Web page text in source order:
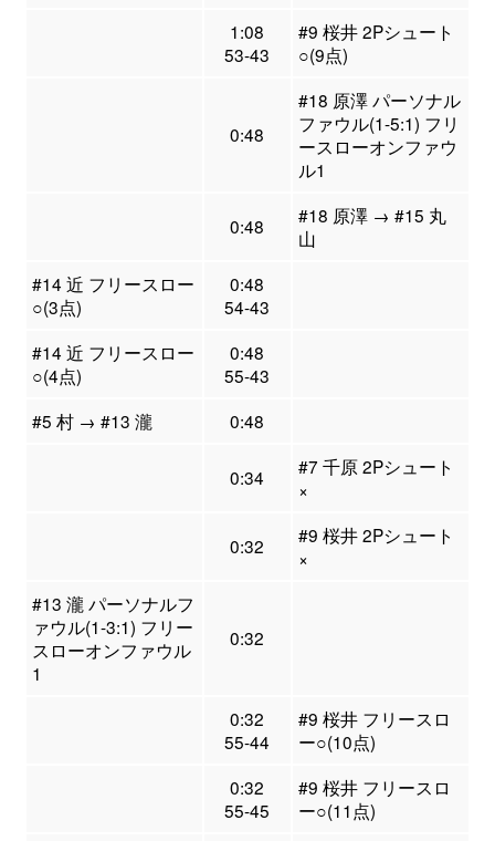
1:08
53-43
#9 桜井 2Pシュート
○(9点)
0:48
#18 原澤 パーソナル
ファウル(1-5:1) フリ
ースローオンファウ
ル1
0:48
#18 原澤 → #15 丸
山
#14 近 フリースロー
○(3点)
0:48
54-43
#14 近 フリースロー
○(4点)
0:48
55-43
#5 村 → #13 瀧
0:48
0:34
#7 千原 2Pシュート
×
0:32
#9 桜井 2Pシュート
×
#13 瀧 パーソナルフ
ァウル(1-3:1) フリー
スローオンファウル
1
0:32
0:32
55-44
#9 桜井 フリースロ
ー○(10点)
0:32
55-45
#9 桜井 フリースロ
ー○(11点)